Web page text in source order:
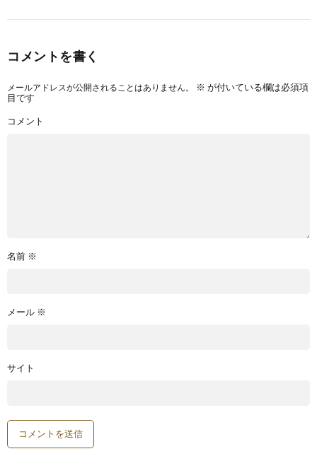
コメントを書く
メールアドレスが公開されることはありません。 ※ が付いている欄は必須項
目です
コメント
名前 ※
メール ※
サイト